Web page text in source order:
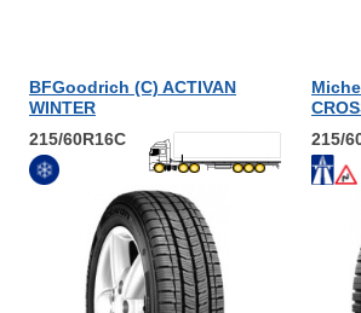
BFGoodrich (С) ACTIVAN
WINTER
215/60R16C
215/